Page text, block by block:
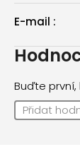
E-mail :
Buďte
Přidat